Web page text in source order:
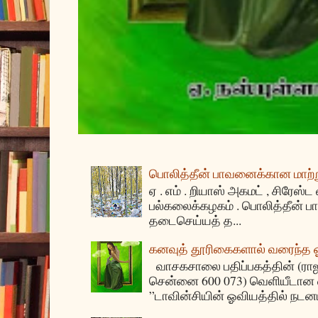
பொலித்தீன் பாவனைக்கான
ஏ . எம் . றியாஸ் அகமட் , சிரேஸ்ட
பல்கலைக்கழகம் . பொலித்தீன்
தடைசெய்யத் த...
கனவுத் தூரிகைகளால்
வாசகசாலை பதிப்பகத்தின்
சென்னை 600 073)
”டாவின்சியின் ஓவியத்தில்